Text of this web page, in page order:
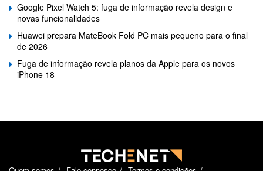
Google Pixel Watch 5: fuga de informação revela design e
novas funcionalidades
Huawei prepara MateBook Fold PC mais pequeno para o final
de 2026
Fuga de informação revela planos da Apple para os novos
iPhone 18